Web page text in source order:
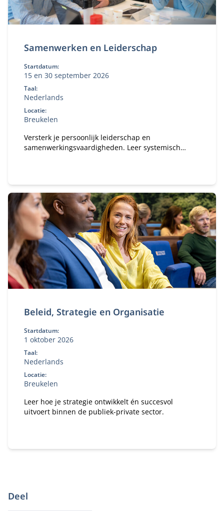
Samenwerken en Leiderschap
Startdatum:
15 en 30 september 2026
Taal:
Nederlands
Locatie:
Breukelen
Versterk je persoonlijk leiderschap en
samenwerkingsvaardigheden. Leer systemisch
Beleid, Strategie en Organisatie
Startdatum:
1 oktober 2026
Taal:
Nederlands
Locatie:
Breukelen
Leer hoe je strategie ontwikkelt én succesvol
uitvoert binnen de publiek-private sector.
Deel